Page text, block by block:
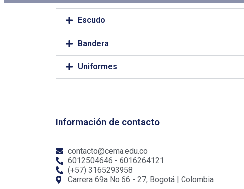
Escudo
Bandera
Uniformes
Información de contacto
contacto@cema.edu.co
6012504646 - 6016264121
(+57) 3165293958
Carrera 69a No 66 - 27, Bogotá | Colombia